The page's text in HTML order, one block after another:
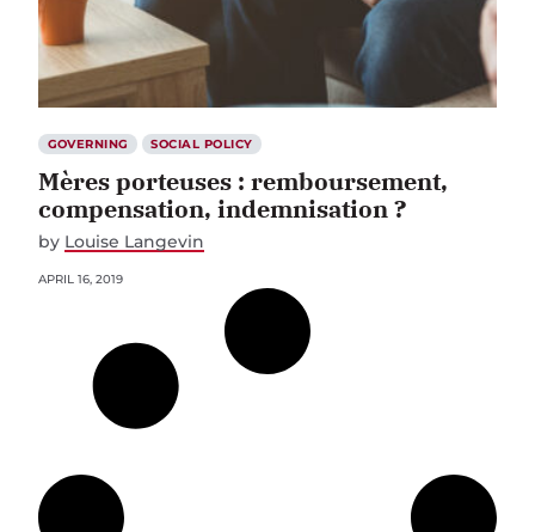
GOVERNING SOCIAL POLICY
Mères porteuses : remboursement,
compensation, indemnisation ?
by Louise Langevin
APRIL 16, 2019